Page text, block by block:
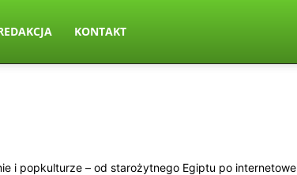
KONTAKT
i popkulturze – od starożytnego Egiptu po internetowe